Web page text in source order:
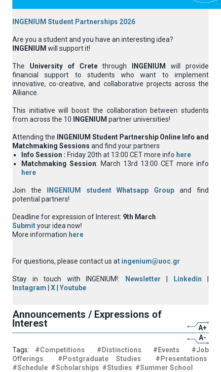
INGENIUM Student Partnerships 2026
Are you a student and you have an interesting idea?
INGENIUM will support it!
The University of Cretethrough INGENIUMwill provide
financial support to students who want to implement
innovative, co-creative, and collaborative projects across the
Alliance.
This initiative will boost the collaboration between students
from across the 10
INGENIUM partner universities!
Attending the INGENIUM Student Partnership Online Info and
Matchmaking Sessions and find your partners
Info Session : Friday 20th at 13:00 CET more info here
Matchmaking Session: March 13rd 13:00 CET more info
here
Join the INGENIUM student Whatsapp Group and find
potential partners!
Deadline for expression of Interest: 9th March
Submityour idea now!
More information here
For questions, please contact us at ingenium@uoc.gr
Stay in touch with INGENIUM!: Newsletter Linkedin
Instagram
X Youtube
Announcements / Expressions of
Interest
A+
A-
Tags: #Competitions #Distinctions #Events
#Job
Offerings
#Postgraduate Studies
#Presentations
#Schedule #Scholarships #Studies #Summer School